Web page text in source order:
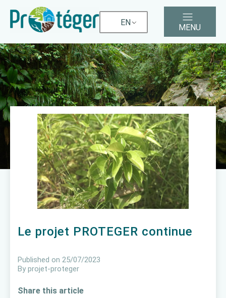
EN
MENU
Le projet PROTEGER continue
Published on 25/07/2023
By projet-proteger
Share this article